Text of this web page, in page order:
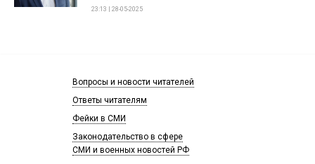
23:13 | 28-05-2025
Вопросы и новости читателей
Ответы читателям
Фейки в СМИ
Законодательство в сфере
СМИ и военных новостей РФ